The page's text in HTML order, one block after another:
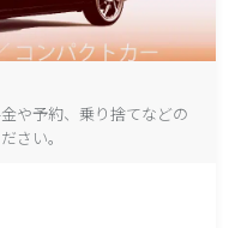
や予約、乗り捨てなどの
さい。